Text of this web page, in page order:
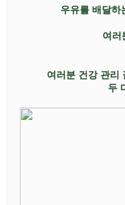
우유를 배달하
여러
여러분 건강 관리
두